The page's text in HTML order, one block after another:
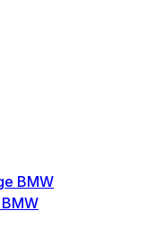
BMW